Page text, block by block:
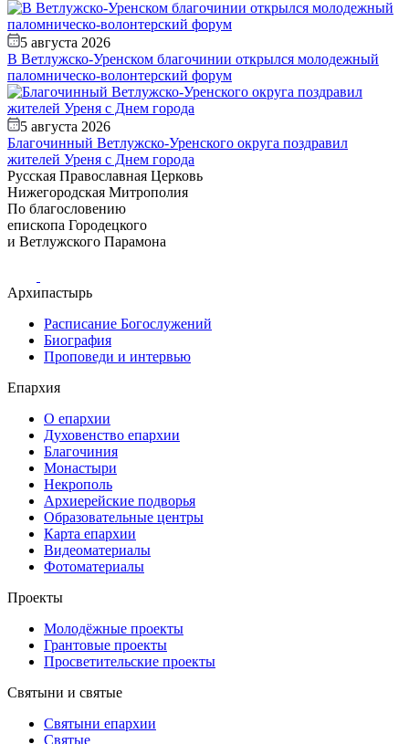
5 августа 2026
В Ветлужско-Уренском благочинии открылся молодежный
паломническо-волонтерский форум
5 августа 2026
Благочинный Ветлужско-Уренского округа поздравил
жителей Уреня с Днем города
Русская Православная Церковь
Нижегородская Митрополия
По благословению
епископа Городецкого
и Ветлужского Парамона
Архипастырь
Расписание Богослужений
Биография
Проповеди и интервью
Епархия
О епархии
Духовенство епархии
Благочиния
Монастыри
Некрополь
Архиерейские подворья
Образовательные центры
Карта епархии
Видеоматериалы
Фотоматериалы
Проекты
Молодёжные проекты
Грантовые проекты
Просветительские проекты
Святыни и святые
Святыни епархии
Святые